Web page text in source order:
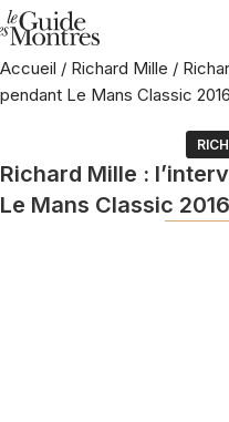
Accueil / Richard Mille /
pendant Le Mans Classic 2016
Richard Mille :
Le Mans Classic 2016